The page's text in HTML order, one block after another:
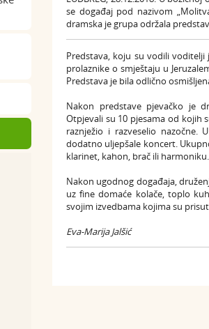
se događaj pod nazivom
dramska je grupa održala
Predstava, koju su vodili
prolaznike o smještaju u
Predstava je bila odlično
Nakon predstave pjevačko je
Otpjevali su 10 pjesama od kojih
raznježio i razveselio nazočne.
dodatno uljepšale koncert.
klarinet, kahon, brač ili harmoniku.
Nakon ugodnog događaja,
uz fine domaće kolače, toplo
svojim izvedbama kojima su
Eva-Marija Jalšić